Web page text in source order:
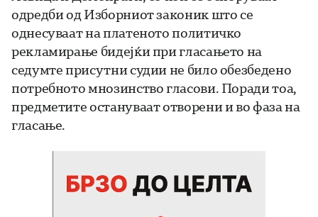
одредби од Изборниот законик што се
однесуваат на платеното политичко
рекламирање бидејќи при гласањето на
седумте присутни судии не било обезбедено
потребното мнозинство гласови. Поради тоа,
предметите остануваат отворени и во фаза на
гласање.